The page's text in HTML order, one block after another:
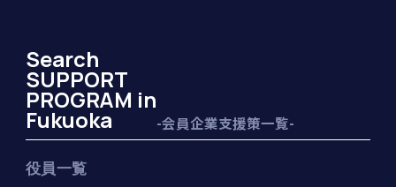
Search
SUPPORT
PROGRAM in
Fukuoka -会員企業支援策一覧-
役員一覧